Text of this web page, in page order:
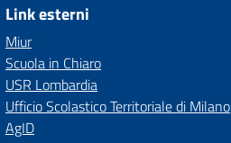
Link esterni
Miur
Scuola in Chiaro
USR Lombardia
Ufficio Scolastico Territoriale di Milano
AgID